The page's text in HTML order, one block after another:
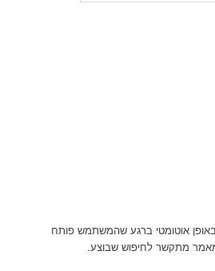
אוטומטי ברגע שהמשתמש פותח
מתקשר לחיפוש שבוצע.